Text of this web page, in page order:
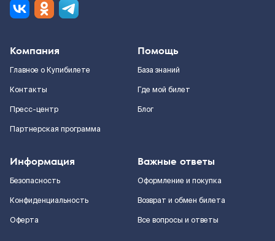
Компания
Главное о Купибилете
Контакты
Пресс-центр
Партнерская программа
Помощь
База знаний
Где мой билет
Блог
Информация
Безопасность
Конфиденциальность
Оферта
Важные ответы
Оформление и покупка
Возврат и обмен билета
Все вопросы и ответы